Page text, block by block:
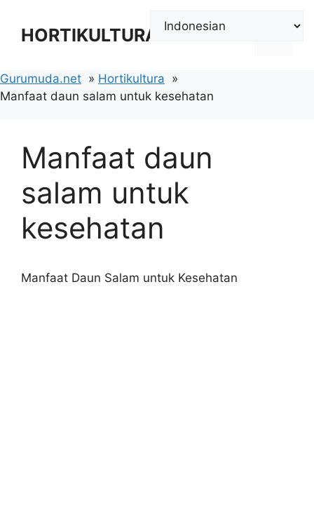
HORTIKULTURA
Gurumuda.net
Hortikultura
Manfaat daun salam untuk kesehatan
Manfaat daun
salam untuk
kesehatan
Manfaat Daun Salam untuk Kesehatan